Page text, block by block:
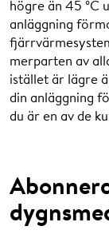
som ett
högre
(kr/MWh)
Januari (kr/
högre än 45 °C
anläggning
merparten av
istället är lägre
din anläggning
du är en av de